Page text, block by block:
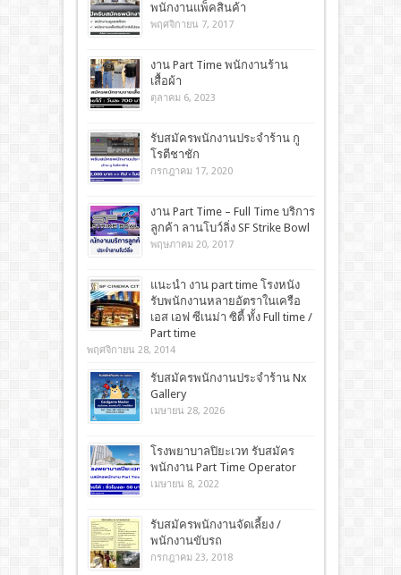
พนักงานแพ็คสินค้า
พฤศจิกายน 7, 2017
งาน Part Time พนักงานร้าน
เสื้อผ้า
ตุลาคม 6, 2023
รับสมัครพนักงานประจำร้าน กู
โรตีชาชัก
กรกฎาคม 17, 2020
งาน Part Time – Full Time บริการ
ลูกค้า ลานโบว์ลิ่ง SF Strike Bowl
พฤษภาคม 20, 2017
แนะนำ งาน part time โรงหนัง
รับพนักงานหลายอัตราในเครือ
เอส เอฟ ซีเนม่า ซิตี้ ทั้ง Full time /
Part time
พฤศจิกายน 28, 2014
รับสมัครพนักงานประจำร้าน Nx
Gallery
เมษายน 28, 2026
โรงพยาบาลปิยะเวท รับสมัคร
พนักงาน Part Time Operator
เมษายน 8, 2022
รับสมัครพนักงานจัดเลี้ยง /
พนักงานขับรถ
กรกฎาคม 23, 2018